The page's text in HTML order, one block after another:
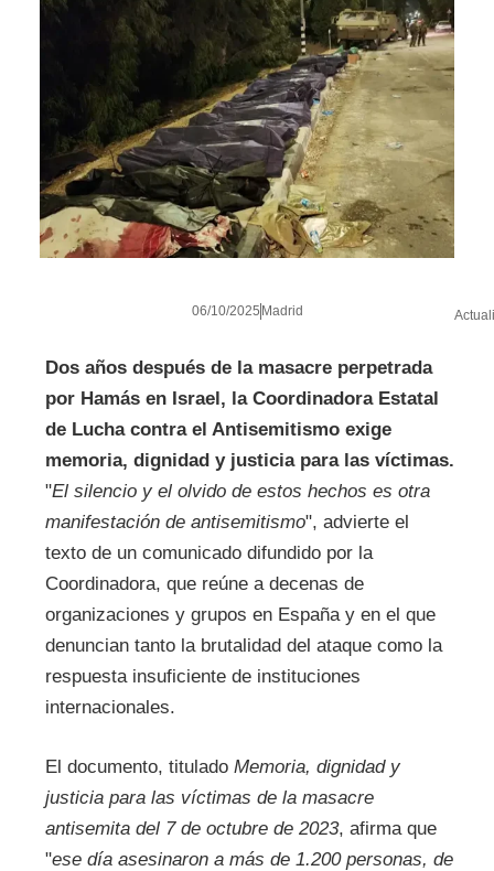
06/10/2025 Madrid
Dos años después de la masacre perpetrada
por Hamás en Israel, la Coordinadora Estatal
de Lucha contra el Antisemitismo exige
memoria, dignidad y justicia para las víctimas.
"El silencio y el olvido de estos hechos es otra
manifestación de antisemitismo", advierte el
texto de un comunicado difundido por la
Coordinadora, que reúne a decenas de
organizaciones y grupos en España y en el que
denuncian tanto la brutalidad del ataque como la
respuesta insuficiente de instituciones
internacionales.
El documento, titulado Memoria, dignidad y
justicia para las víctimas de la masacre
antisemita del 7 de octubre de 2023, afirma que
"ese día asesinaron a más de 1.200 personas, de